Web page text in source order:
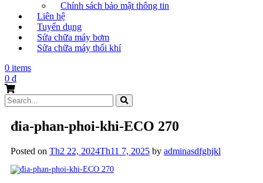
Chính sách bảo mật thông tin
Liên hệ
Tuyển dụng
Sửa chữa máy bơm
Sửa chữa máy thổi khí
0 items
0 ₫
Search
for:
đia-phan-phoi-khi-ECO 270
Posted on Th2 22, 2024Th11 7, 2025 by adminasdfghjkl